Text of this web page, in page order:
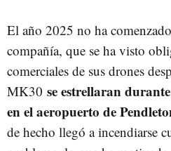
El año 2025 no ha
compañía, que se ha visto
comerciales de sus drones
MK30 se estrellaran
en el aeropuerto de
de hecho llegó a incendiarse